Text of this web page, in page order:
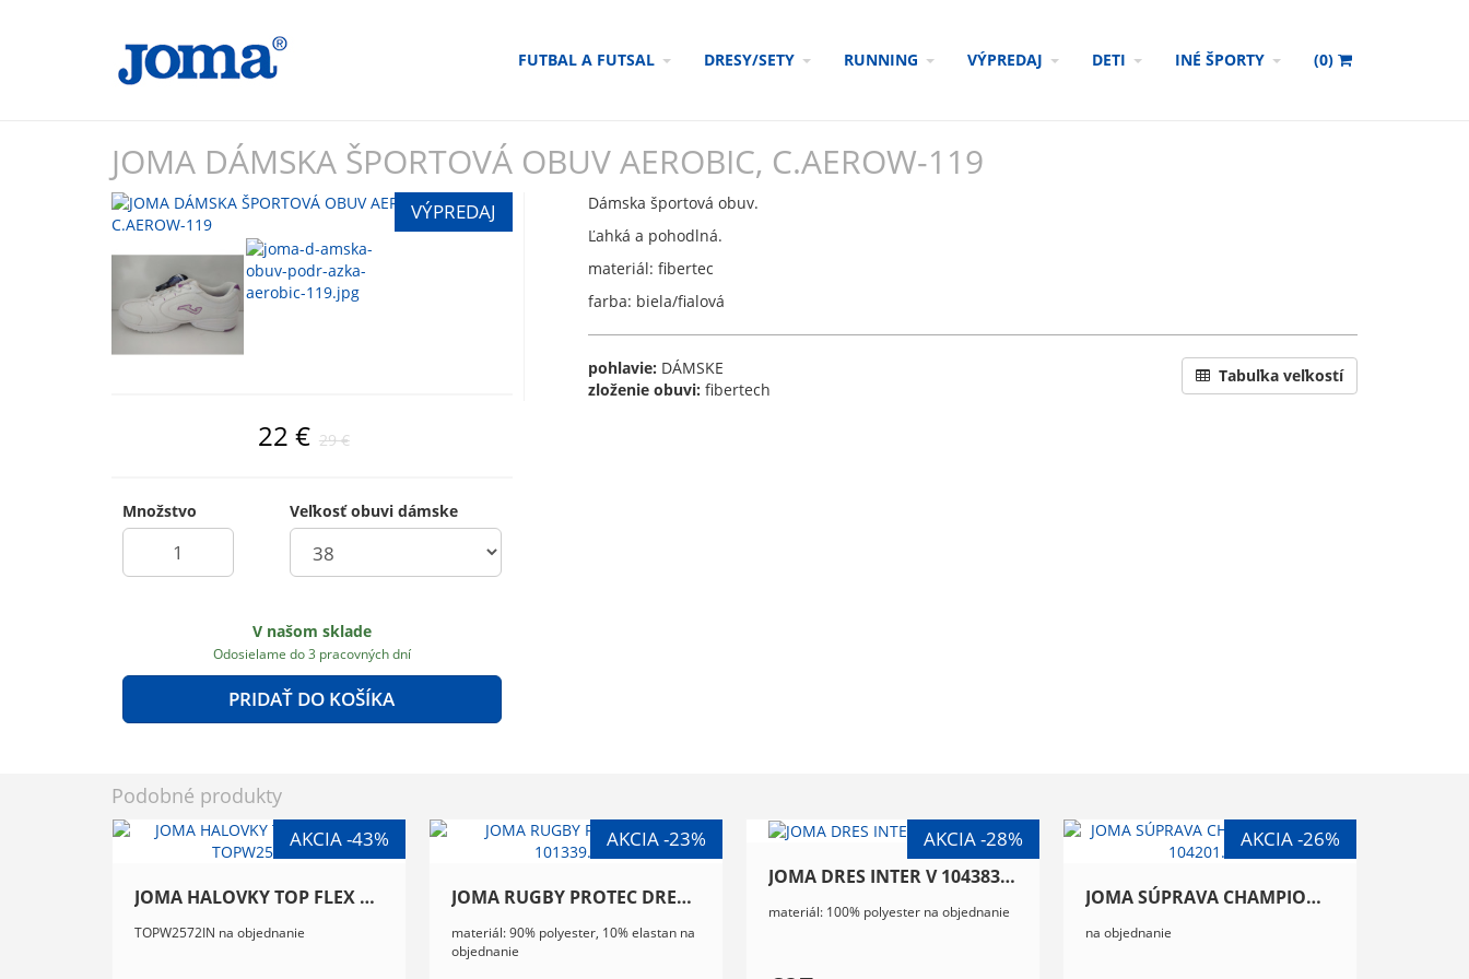
FUTBAL A FUTSAL DRESY/SETY RUNNING VÝPREDAJ DETI INÉ ŠPORTY (0)
JOMA DÁMSKA ŠPORTOVÁ OBUV AEROBIC, C.AEROW-119
22 € 29 €
Množstvo Veľkosť obuvi dámske
V našom sklade
Odosielame do 3 pracovných dní
PRIDAŤ DO KOŠÍKA
Dámska športová obuv.
Ľahká a pohodlná.
materiál: fibertec
farba: biela/fialová
Tabuľka veľkostí
pohlavie: DÁMSKE
zloženie obuvi: fibertech
Podobné produkty
JOMA HALOVKY TOP FLEX 2572, TOPW2572IN
TOPW2572IN na objednanie
JOMA RUGBY PROTEC DRES 101339.100
materiál: 90% polyester, 10% elastan na
objednanie
JOMA DRES INTER V 104383.452
materiál: 100% polyester na objednanie
JOMA SÚPRAVA CHAMPIONSHIP VIII 104201.603
na objednanie